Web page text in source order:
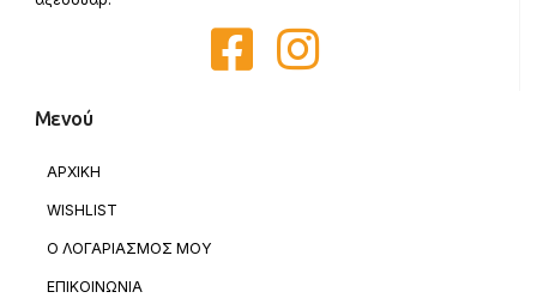
Μενού
ΑΡΧΙΚΗ
WISHLIST
Ο ΛΟΓΑΡΙΑΣΜΟΣ ΜΟΥ
ΕΠΙΚΟΙΝΩΝΙΑ